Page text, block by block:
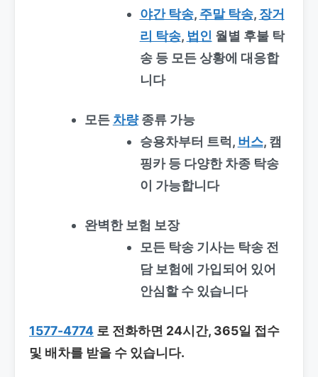
야간 탁송, 주말 탁송, 장거
리 탁송, 법인 월별 후불 탁
송 등 모든 상황에 대응합
니다
모든 차량종류 가능
승용차부터 트럭, 버스, 캠
핑카 등 다양한 차종 탁송
이 가능합니다
완벽한 보험 보장
모든 탁송 기사는 탁송 전
담 보험에 가입되어 있어
안심할 수 있습니다
1577-4774 로 전화하면 24시간, 365일 접수
및 배차를 받을 수 있습니다.